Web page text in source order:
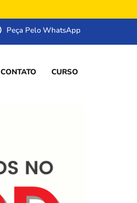
Peça Pelo WhatsApp
CONTATO CURSO